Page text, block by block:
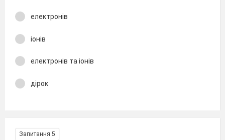
електронів
іонів
електронів та іонів
дірок
Запитання 5